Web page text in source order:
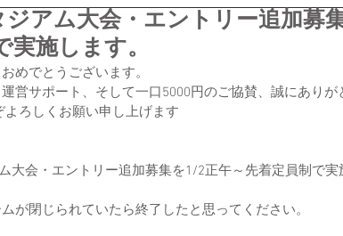
ジアム大会・エントリー追加募
施します。
めでとうございます。
運営サポート、そして一口5000円のご協賛、誠にありが
よろしくお願い申し上げます
大会・エントリー追加募集を1/2正午～先着定員制で実
が閉じられていたら終了したと思ってください。